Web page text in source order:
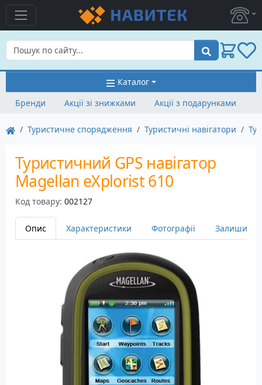
Пошук
Каталог
Бренди
Акції зі знижками Акції з подарунками
Туристичне спорядження Туристичні навігатори
Туристичний GPS навігатор
Magellan eXplorist 610
Код товару: 002127
Опис Характеристики Фотографії Залишити